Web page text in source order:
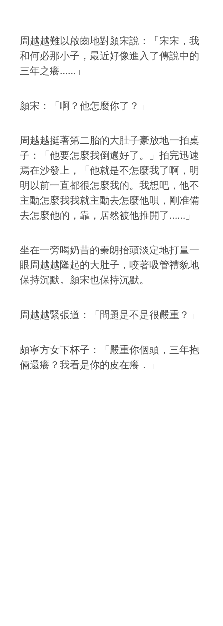
周越越難以啟齒地對顏宋說：「宋宋，我
和何必那小子，最近好像進入了傳說中的
三年之癢……」
顏宋：「啊？他怎麼你了？」
周越越挺著第二胎的大肚子豪放地一拍桌
子：「他要怎麼我倒還好了。」拍完迅速
焉在沙發上，「他就是不怎麼我了啊，明
明以前一直都很怎麼我的。我想吧，他不
主動怎麼我我就主動去怎麼他唄，剛准備
去怎麼他的，靠，居然被他推開了……」
坐在一旁喝奶昔的秦朗抬頭淡定地打量一
眼周越越隆起的大肚子，咬著吸管禮貌地
保持沉默。顏宋也保持沉默。
周越越緊張道：「問題是不是很嚴重？」
頗寧方女下杯子：「嚴重你個頭，三年抱
倆還癢？我看是你的皮在癢．」